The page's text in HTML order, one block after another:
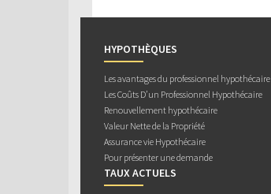
HYPOTHÈQUES
Les avantages du professionnel hypothécaire
Les Coûts D’un Professionnel Hypothécaire
Renouvellement hypothécaire
Valeur Nette de la Propriété
Assurance vie Hypothécaire
Pour présenter une demande
TAUX ACTUELS